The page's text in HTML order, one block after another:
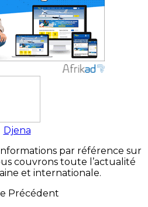
Djena
par référence sur
couvrons toute l’actualité
et internationale.
Précédent